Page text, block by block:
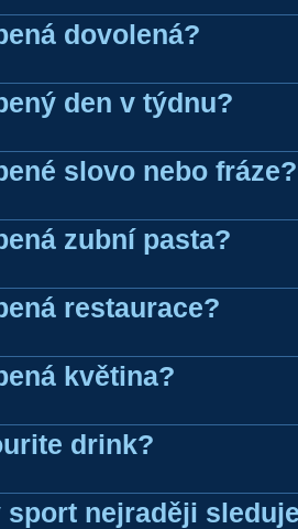
dovolená?
den v týdnu?
slovo nebo fráze?
zubní pasta?
restaurace?
květina?
drink?
sport nejraději